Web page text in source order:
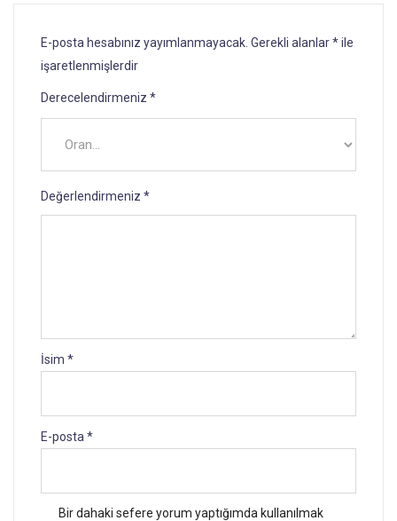
E-posta hesabınız yayımlanmayacak. Gerekli alanlar*ile
işaretlenmişlerdir
Derecelendirmeniz *
Değerlendirmeniz *
İsim *
E-posta *
Bir dahaki sefere yorum yaptığımda kullanılmak